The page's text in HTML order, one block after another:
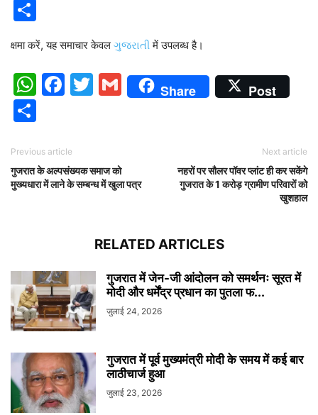
क्षमा करें, यह समाचार केवल ગુજરાતીमें उपलब्ध है।
WhatsApp
Facebook
Twitter
Gmail
Share Post
Previous article
गुजरात के अल्पसंख्यक समाज को
मुख्यधारा में लाने के सम्बन्ध में खुला पत्र
Next article
नहरों पर सौलर पॉवर प्लांट ही कर सकेंगे
गुजरात के 1 करोड़ ग्रामीण परिवारों को
खुशहाल
RELATED ARTICLES
गुजरात में जेन-जी आंदोलन को समर्थनः सूरत में
मोदी और धर्मेंद्र प्रधान का पुतला फ...
जुलाई 24, 2026
गुजरात में पूर्व मुख्यमंत्री मोदी के समय में कई बार
लाठीचार्ज हुआ
जुलाई 23, 2026